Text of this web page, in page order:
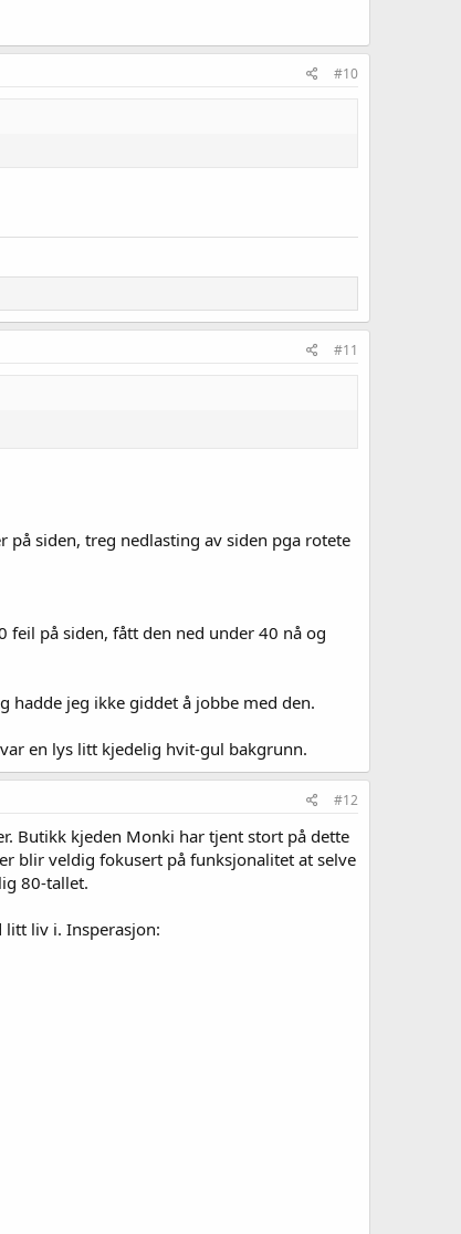
#10
#11
på siden, treg nedlasting av siden pga rotete
feil på siden, fått den ned under 40 nå og
hadde jeg ikke giddet å jobbe med den.
en lys litt kjedelig hvit-gul bakgrunn.
#12
Butikk kjeden Monki har tjent stort på dette
blir veldig fokusert på funksjonalitet at selve
80-tallet.
litt liv i. Insperasjon: